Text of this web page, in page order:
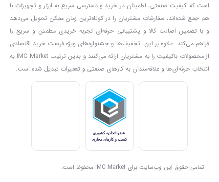
حالت چکش مته: برای سوراخکاری و ضربه زدن (تخریب) از این حالت
استفاده می شود.
یک حلقه تنظیم گشتاور (ترکمتر) بر روی دریل شارژی آروا مدل ۵۸۱۳ قرار
دارد که با استفاده از آن می توانید میزان فشاری را که برای انجام کار مورد
نظرتان به کار می برید تنظیم کنید که عدد آن بین ۱ تا ۱۶ قابل تنظیم است.
گشتاور ۱ تا ۴: برای بستن پیچ های ریز
است که کیفیت صنعتی، اطمینان در خرید و دسترسی سریع به ابزار و تجهیزات با
هم جمع شده‌اند، سفارشات مشتریان را در کوتاه‌ترین زمان ممکن تحویل می‌دهد
و با تضمین اصالت کالا و پشتیبانی حرفه‌ای تجربه خریدی مطمئن و سریع را
فراهم می‌کند. علاوه بر این، تخفیف‌ها و جشنواره‌های ویژه فرصت خرید اقتصادی
از محصولات باکیفیت را به مشتریان ارائه می‌کنند و بدین ترتیب IMC Market به
انتخاب حرفه‌ای‌ها و علاقه‌مندان به کارهای صنعتی و تعمیرات تبدیل شده است.
تمامی حقوق این وب‌سایت برای IMC Market محفوظ است.